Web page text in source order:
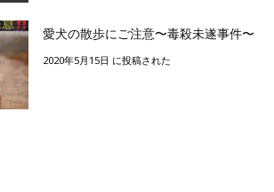
愛犬の散歩にご注意〜毒殺未遂事件〜
2020年5月15日 に投稿された